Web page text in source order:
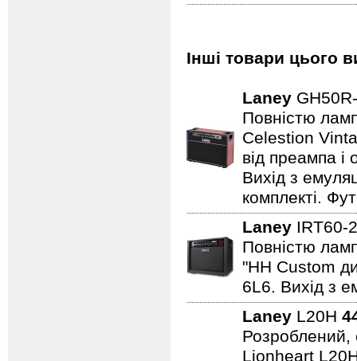
Інші товари цього
Laney
Повністю
Celestion
від преампа
Вихід з
комплекті.
Laney IRT60-
Повністю
"HH Custom
6L6. Вихід з
Laney L20H
Розроблений,
Lionheart